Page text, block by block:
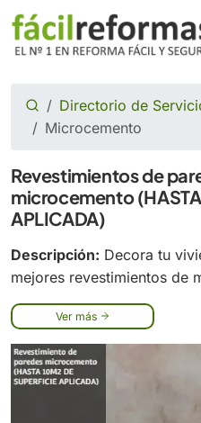
Directorio de
Microcemento
Revestimientos de
microcemento (HASTA
APLICADA)
Descripción: Decora tu
mejores revestimientos de
Ver más